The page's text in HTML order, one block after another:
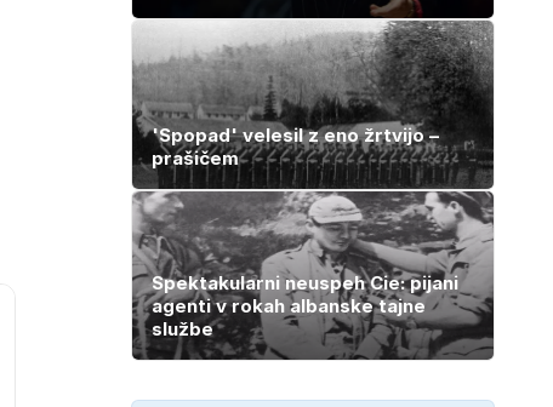
'Spopad' velesil z eno žrtvijo –
prašičem
Spektakularni neuspeh Cie: pijani
agenti v rokah albanske tajne
službe